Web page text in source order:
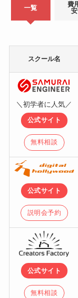
一覧
費
スクール名
＼初学者に人気／
公式サイト
無料相談
公式サイト
説明会予約
公式サイト
無料相談